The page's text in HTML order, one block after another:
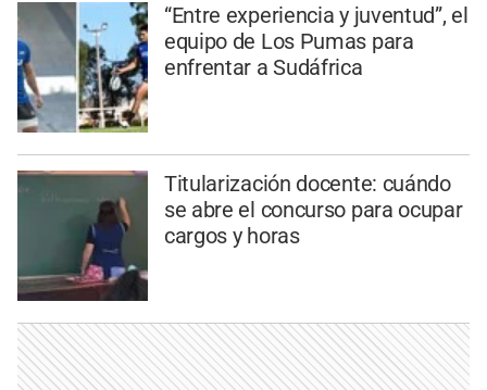
“Entre experiencia y juventud”, el
equipo de Los Pumas para
enfrentar a Sudáfrica
Titularización docente: cuándo
se abre el concurso para ocupar
cargos y horas